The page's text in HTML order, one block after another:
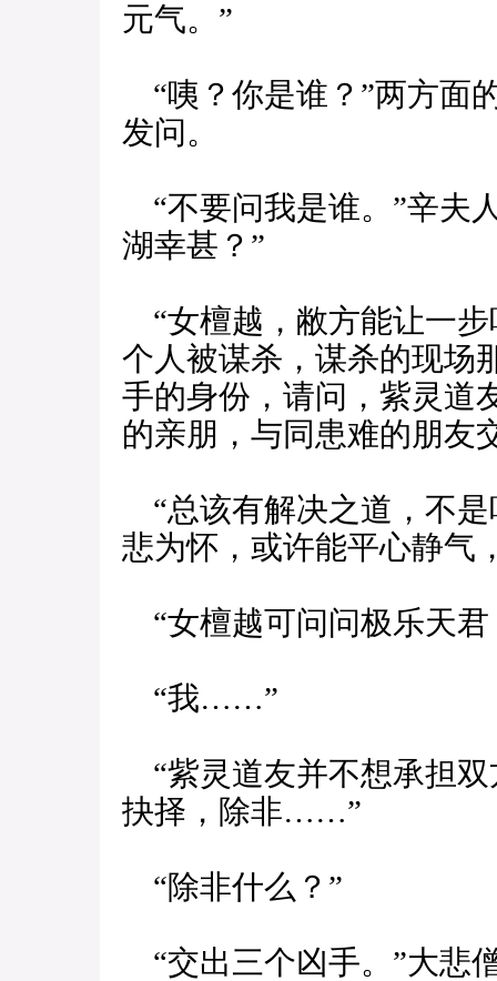
元气。”
“咦？你是谁？”两方面
发问。
“不要问我是谁。”辛夫
湖幸甚？”
“女檀越，敝方能让一步
个人被谋杀，谋杀的现场
手的身份，请问，紫灵道
的亲朋，与同患难的朋友
“总该有解决之道，不
悲为怀，或许能平心静气
“女檀越可问问极乐天君
“我……”
“紫灵道友并不想承担
抉择，除非……”
“除非什么？”
“交出三个凶手。”大悲